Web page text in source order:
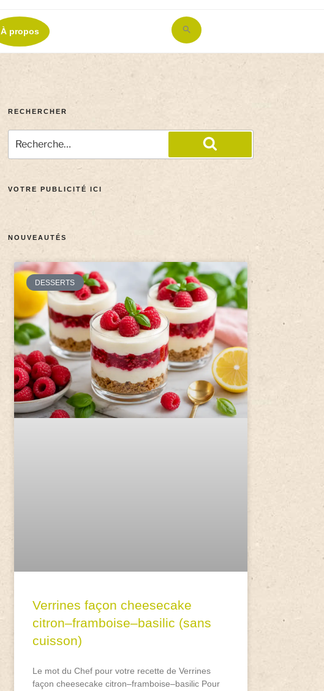
À propos
Search
for:
RECHERCHER
VOTRE PUBLICITÉ ICI
NOUVEAUTÉS
DESSERTS
Verrines façon cheesecake
citron–framboise–basilic (sans
cuisson)
Le mot du Chef pour votre recette de Verrines
façon cheesecake citron–framboise–basilic Pour